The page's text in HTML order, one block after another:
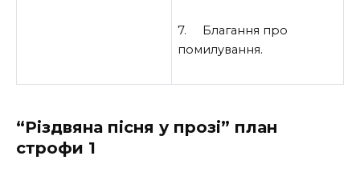
7. Благання про
помилування.
“Різдвяна пісня у прозі” план
строфи 1